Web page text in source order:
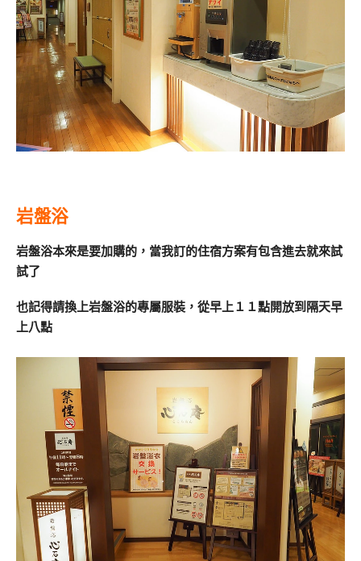
岩盤浴
岩盤浴本來是要加購的，當我訂的住宿方案有包含進去就來試
試了
也記得請換上岩盤浴的專屬服裝，從早上１１點開放到隔天早
上八點